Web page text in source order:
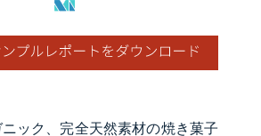
BY 4.0の表示が必要です。
ック、完全天然素材の焼き菓子